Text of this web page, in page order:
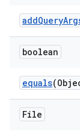
addQuery
boolean
equals
File